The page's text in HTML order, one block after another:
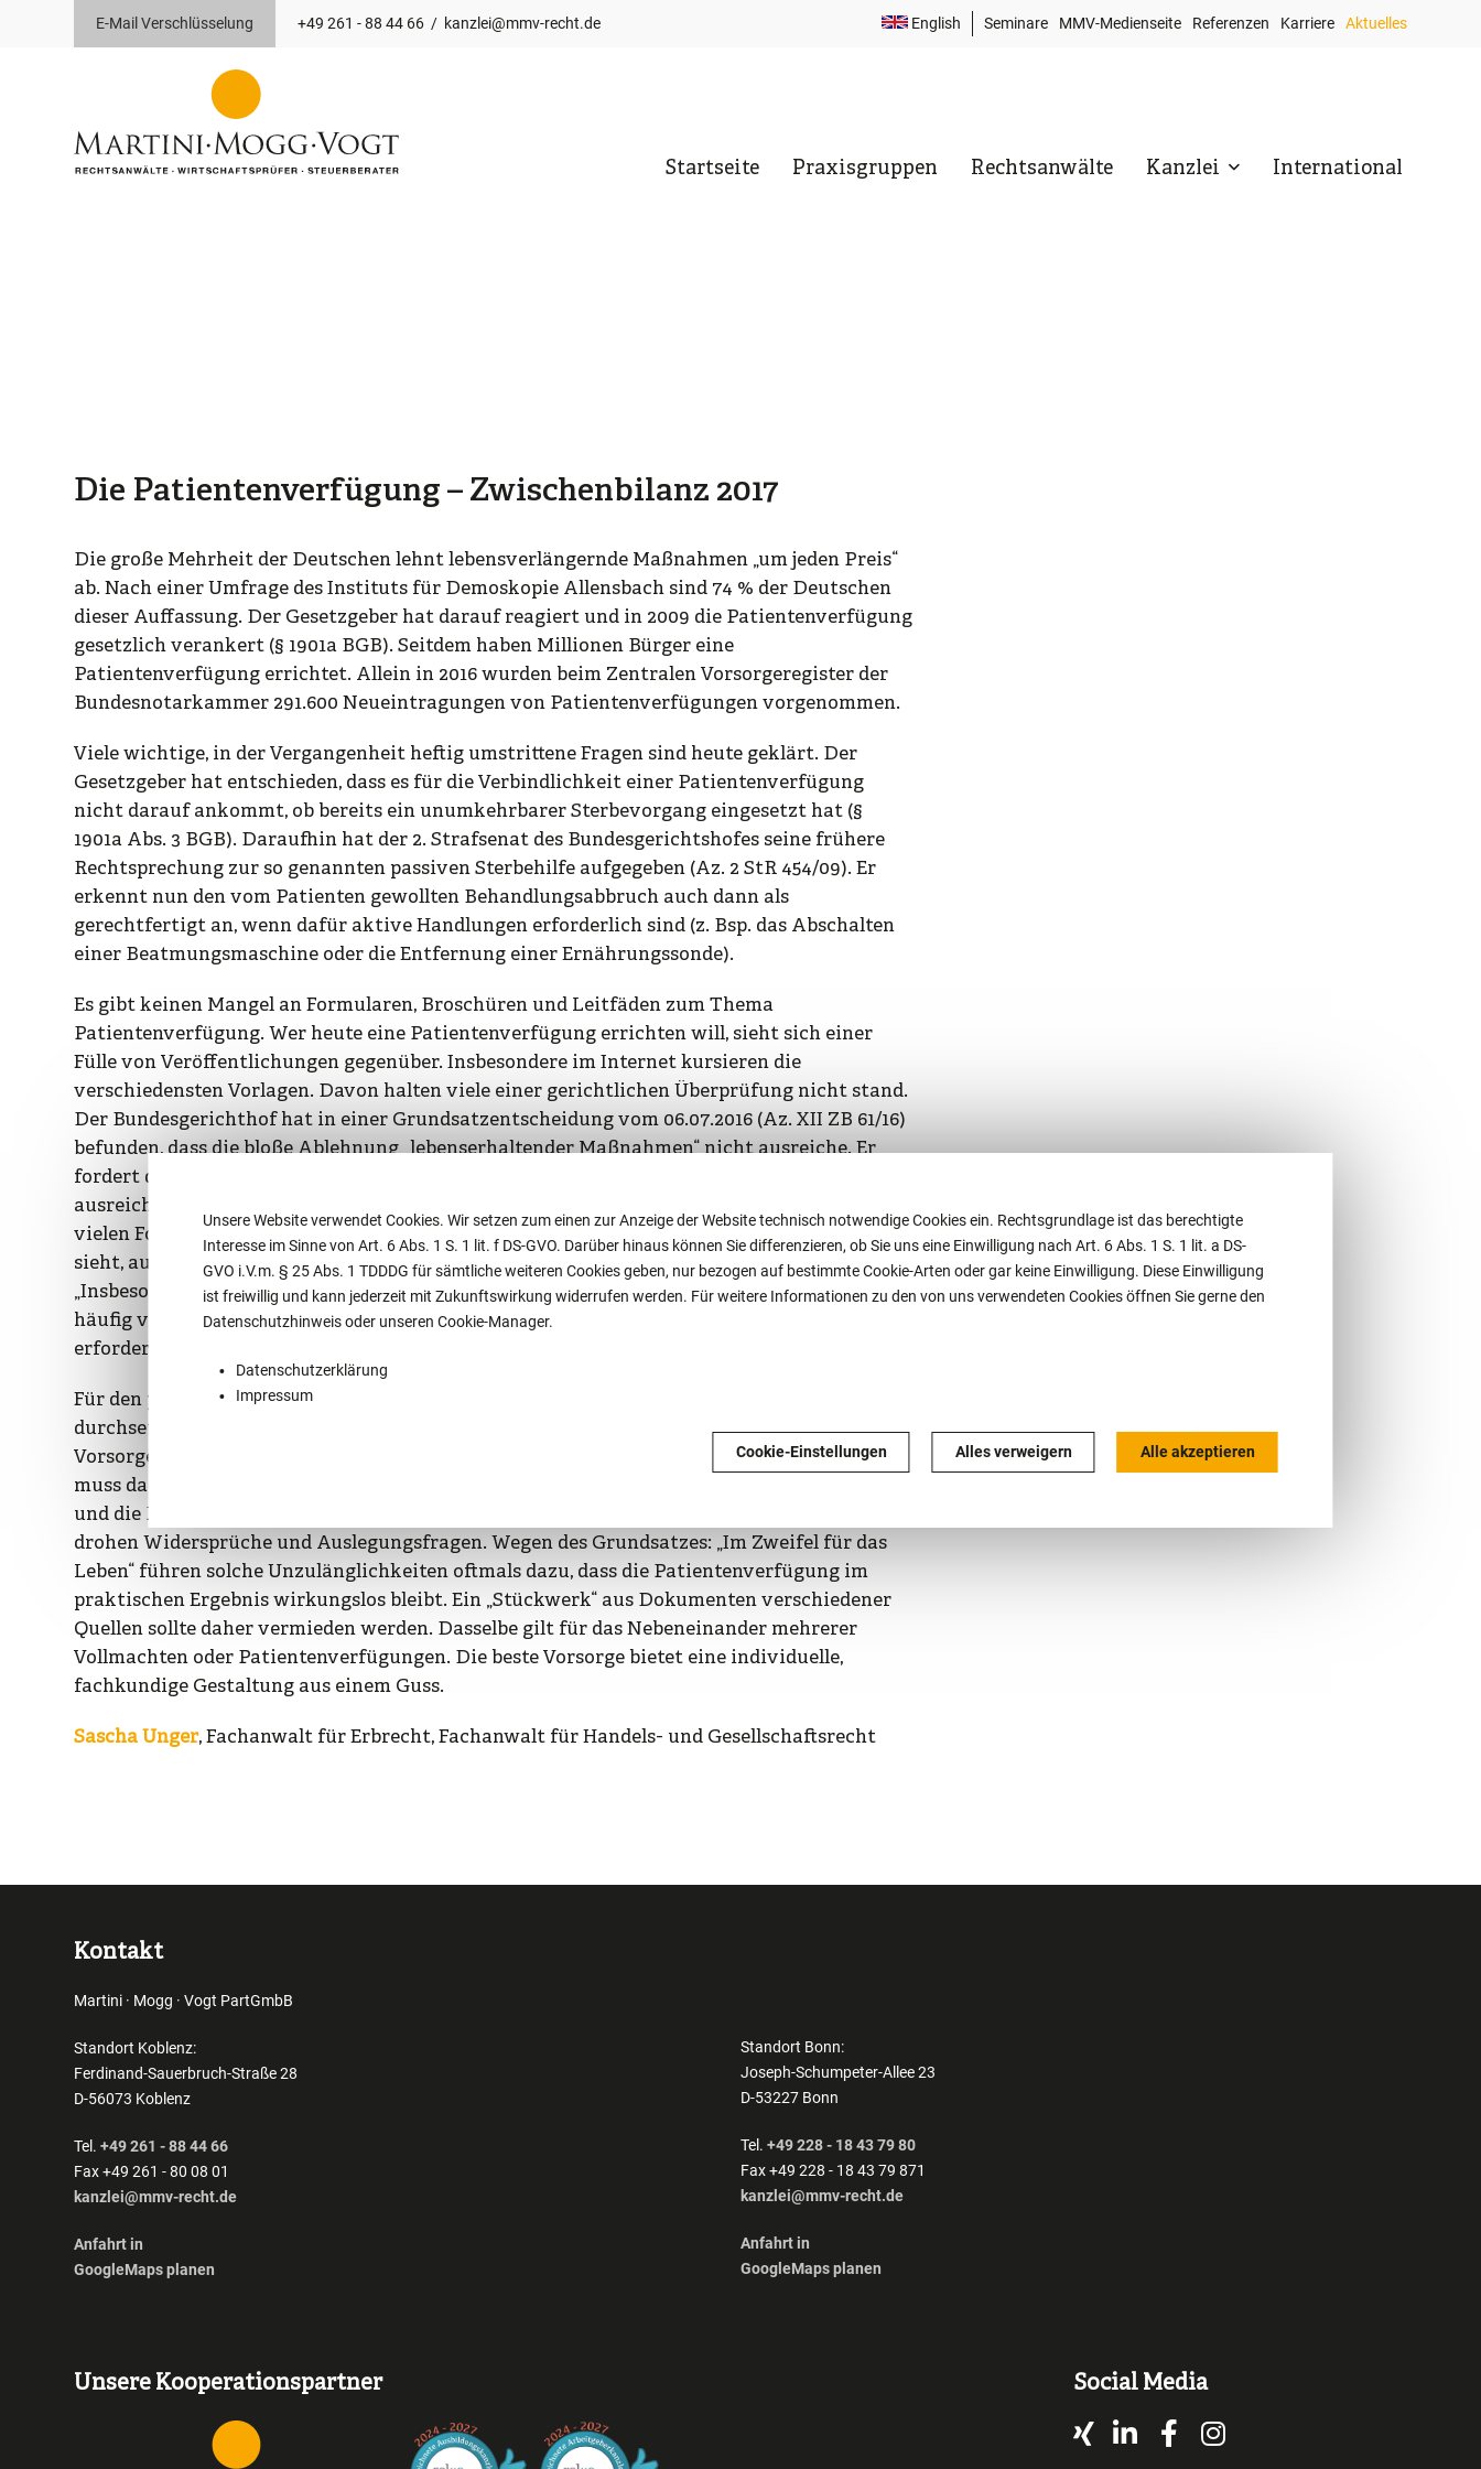
E-Mail Verschlüsselung +49 261 - 88 44 66 / kanzlei@mmv-recht.de English
Top
Seminare MMV-Medienseite Referenzen Karriere Aktuelles
Startseite Praxisgruppen Rechtsanwälte Kanzlei International
Die Patientenverfügung – Zwischenbilanz 2017
Die große Mehrheit der Deutschen lehnt lebensverlängernde Maßnahmen „um jeden Preis“
ab. Nach einer Umfrage des Instituts für Demoskopie Allensbach sind 74 % der Deutschen
dieser Auffassung. Der Gesetzgeber hat darauf reagiert und in 2009 die Patientenverfügung
gesetzlich verankert (§ 1901a BGB). Seitdem haben Millionen Bürger eine
Patientenverfügung errichtet. Allein in 2016 wurden beim Zentralen Vorsorgeregister der
Bundesnotarkammer 291.600 Neueintragungen von Patientenverfügungen vorgenommen.
Viele wichtige, in der Vergangenheit heftig umstrittene Fragen sind heute geklärt. Der
Gesetzgeber hat entschieden, dass es für die Verbindlichkeit einer Patientenverfügung
nicht darauf ankommt, ob bereits ein unumkehrbarer Sterbevorgang eingesetzt hat (§
1901a Abs. 3 BGB). Daraufhin hat der 2. Strafsenat des Bundesgerichtshofes seine frühere
Rechtsprechung zur so genannten passiven Sterbehilfe aufgegeben (Az. 2 StR 454/09). Er
erkennt nun den vom Patienten gewollten Behandlungsabbruch auch dann als
gerechtfertigt an, wenn dafür aktive Handlungen erforderlich sind (z. Bsp. das Abschalten
einer Beatmungsmaschine oder die Entfernung einer Ernährungssonde).
Es gibt keinen Mangel an Formularen, Broschüren und Leitfäden zum Thema
Patientenverfügung. Wer heute eine Patientenverfügung errichten will, sieht sich einer
Fülle von Veröffentlichungen gegenüber. Insbesondere im Internet kursieren die
verschiedensten Vorlagen. Davon halten viele einer gerichtlichen Überprüfung nicht stand.
Der Bundesgerichthof hat in einer Grundsatzentscheidung vom 06.07.2016 (Az. XII ZB 61/16)
befunden, dass die bloße Ablehnung „lebenserhaltender Maßnahmen“ nicht ausreiche. Er
fordert die Benennung bestimmter ärztlicher Maßnahmen oder die Bezugnahme auf
ausreichend spezifizierte Krankheiten oder Behandlungssituationen. Daran fehlt es bei
vielen Formularen. Die Lage ist so gravierend, dass sich die Bundesnotarkammer gehalten
sieht, auf der Homepage des Zentralen Vorsorgeregisters den Hinweis anzubringen:
„Insbesondere raten wir davon ab, Formulare aus dem Internet zu verwenden: Sie sind
häufig veraltet, entsprechen nicht aktuellen juristischen Standards und können die
erforderliche qualifizierte Beratung nicht ersetzen.“
Für den praktischen Erfolg einer Patientenverfügung ist entscheidet, wer sie später
durchsetzt. Das sollte eine Person des besonderen Vertrauens sein, der eine
Vorsorgevollmacht erteilt wurde. Anders als bei einer einfachen Betreuungsverfügung
muss dann regelmäßig kein Betreuer vom Gericht bestellt werden. Die Vorsorgevollmacht
und die Patientenverfügung müssen sorgfältig aufeinander abgestimmt sein. Ansonsten
drohen Widersprüche und Auslegungsfragen. Wegen des Grundsatzes: „Im Zweifel für das
Leben“ führen solche Unzulänglichkeiten oftmals dazu, dass die Patientenverfügung im
praktischen Ergebnis wirkungslos bleibt. Ein „Stückwerk“ aus Dokumenten verschiedener
Quellen sollte daher vermieden werden. Dasselbe gilt für das Nebeneinander mehrerer
Vollmachten oder Patientenverfügungen. Die beste Vorsorge bietet eine individuelle,
fachkundige Gestaltung aus einem Guss.
Sascha Unger, Fachanwalt für Erbrecht, Fachanwalt für Handels- und Gesellschaftsrecht
Kontakt
Martini · Mogg · Vogt PartGmbB
Standort Koblenz:
Ferdinand-Sauerbruch-Straße 28
D-56073 Koblenz
Tel.+49 261 - 88 44 66
Fax +49 261 - 80 08 01
kanzlei@mmv-recht.de
Anfahrt in
GoogleMaps planen
Standort Bonn:
Joseph-Schumpeter-Allee 23
D-53227 Bonn
Tel. +49 228 - 18 43 79 80
Fax +49 228 - 18 43 79 871
kanzlei@mmv-recht.de
Anfahrt in
GoogleMaps planen
Unsere Kooperationspartner Social Media
Unsere Website verwendet Cookies. Wir setzen zum einen zur Anzeige der Website technisch notwendige Cookies ein. Rechtsgrundlage ist das berechtigte
Interesse im Sinne von Art. 6 Abs. 1 S. 1 lit. f DS-GVO. Darüber hinaus können Sie differenzieren, ob Sie uns eine Einwilligung nach Art. 6 Abs. 1 S. 1 lit. a DS-
GVO i.V.m. § 25 Abs. 1 TDDDG für sämtliche weiteren Cookies geben, nur bezogen auf bestimmte Cookie-Arten oder gar keine Einwilligung. Diese Einwilligung
ist freiwillig und kann jederzeit mit Zukunftswirkung widerrufen werden. Für weitere Informationen zu den von uns verwendeten Cookies öffnen Sie gerne den
Datenschutzhinweis oder unseren Cookie-Manager.
Datenschutzerklärung
Impressum
Cookie-Einstellungen Alles verweigern Alle akzeptieren